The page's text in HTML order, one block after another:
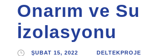
Onarım ve Su
İzolasyonu
ŞUBAT 15, 2022 DELTEKPROJE